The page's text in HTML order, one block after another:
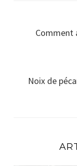
Comment
Noix de